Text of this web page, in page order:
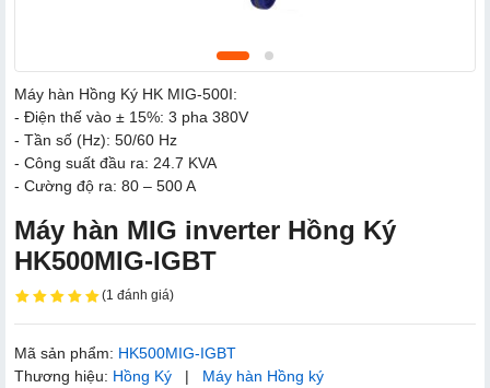
Máy hàn Hồng Ký HK MIG-500I:
- Điện thế vào ± 15%: 3 pha 380V
- Tần số (Hz): 50/60 Hz
- Công suất đầu ra: 24.7 KVA
- Cường độ ra: 80 – 500 A
Máy hàn MIG inverter Hồng Ký
HK500MIG-IGBT
(1 đánh giá)
Mã sản phẩm: HK500MIG-IGBT
Thương hiệu: Hồng Ký | Máy hàn Hồng ký